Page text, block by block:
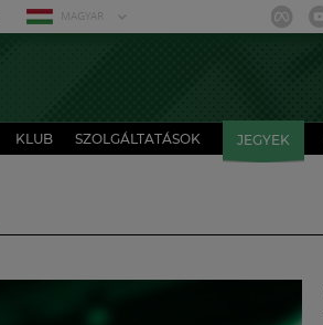
MAGYAR
KLUB SZOLGÁLTATÁSOK JEGYEK